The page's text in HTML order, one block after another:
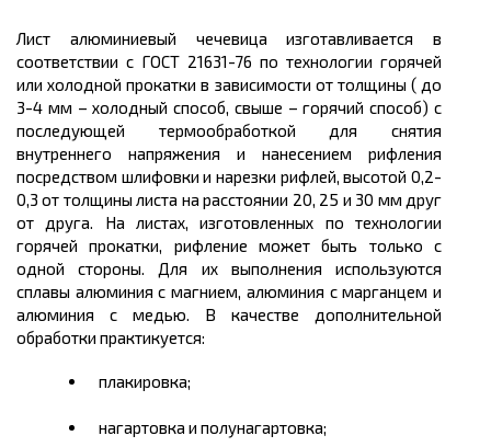
Лист алюминиевый чечевица изготавливается в
соответствии с ГОСТ 21631-76 по технологии горячей
или холодной прокатки в зависимости от толщины ( до
3-4 мм – холодный способ, свыше – горячий способ) с
последующей термообработкой для снятия
внутреннего напряжения и нанесением рифления
посредством шлифовки и нарезки рифлей, высотой 0,2-
0,3 от толщины листа на расстоянии 20, 25 и 30 мм друг
от друга. На листах, изготовленных по технологии
горячей прокатки, рифление может быть только с
одной стороны. Для их выполнения используются
сплавы алюминия с магнием, алюминия с марганцем и
алюминия с медью. В качестве дополнительной
обработки практикуется:
плакировка;
нагартовка и полунагартовка;